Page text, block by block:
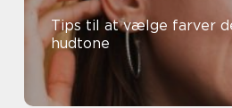
Tips til at vælge farver
hudtone